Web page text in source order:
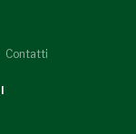
Contatti